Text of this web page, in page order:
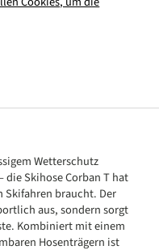
Wetterschutz
Skihose Corban T hat
Skifahren braucht. Der
aus, sondern sorgt
Kombiniert mit einem
Hosenträgern ist